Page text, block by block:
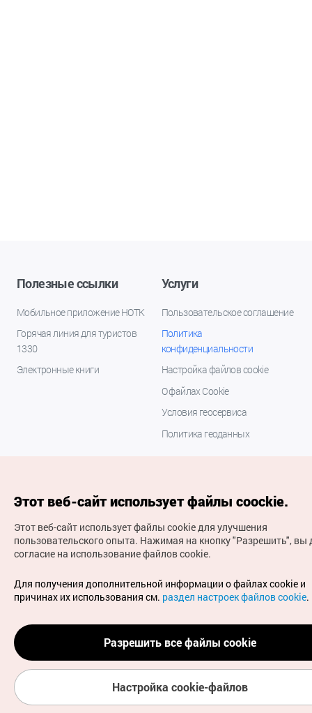
Полезные ссылки
Мобильное приложение НОТК
Горячая линия для туристов
1330
Электронные книги
Услуги
Пользовательское соглашение
Политика
конфиденциальности
Настройка файлов cookie
О файлах Cookie
Условия геосервиса
Политика геоданных
(с) Национальная организация туризма Кореи Все
права защищены
Для извещения об ошибках и проблемах, связанных с
работой веб-сайта, направляйте ваши запросы на
официальный адрес электронной почты
russian@knto.or.kr
Этот веб-сайт использует файлы coockie.
Этот веб-сайт использует файлы cookie для улучшения
пользовательского опыта. Нажимая на кнопку "Разрешить", вы
согласие на использование файлов cookie.
Для получения дополнительной информации о файлах cookie и
причинах их использования см. раздел настроек файлов cookie.
Разрешить все файлы cookie
Настройка cookie-файлов